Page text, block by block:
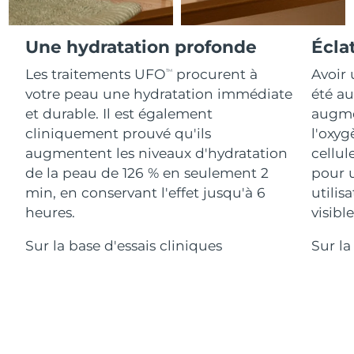
Une hydratation profonde
Les traitements UFOTM
procurent à
votre peau une hydratation immédiate
et durable. Il est également
cliniquement prouvé qu'ils
augmentent les niveaux d'hydratation
de la peau de 126 % en seulement 2
min, en conservant l'effet jusqu'à 6
heures.
Sur la base d'essais cliniques
Avoir
été
pour
Sur
For healthy hair
18% PAP
Cosmétiques Hommes
Acheter tout
FOREO APP
À PROPROS
Israël Livraison estimée
Italie Livraison estimée 10/08/26
Japon Livraison estimée13/08/26
Jersey Livraison estimée 15/08/26
Kazakhstan Livraison estimée 12/08/26
Koweït Livraison estimée 10/08/26
Lettonie Livraison estimée 10/08/26